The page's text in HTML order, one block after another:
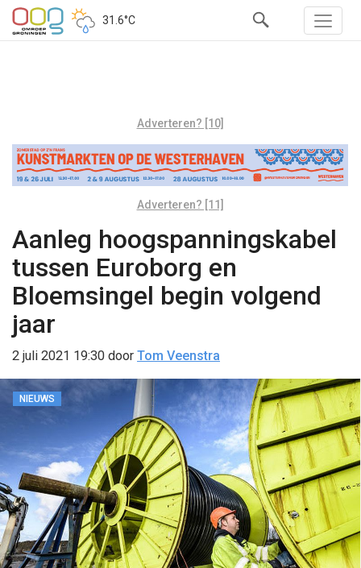
31.6°C
Adverteren? [10]
Adverteren? [11]
Aanleg hoogspanningskabel
tussen Euroborg en
Bloemsingel begin volgend
jaar
2 juli 2021 19:30 door Tom Veenstra
NIEUWS